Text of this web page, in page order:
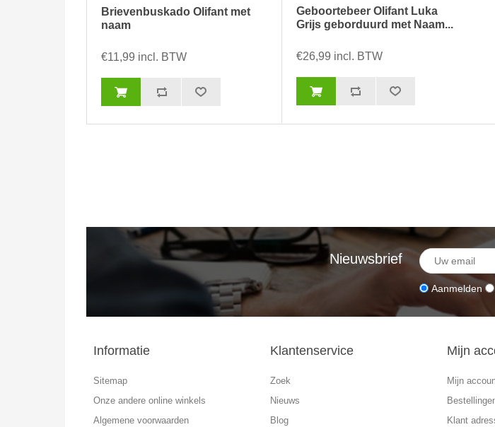
Brievenbuskado Olifant met
naam
€11,99 incl. BTW
Geboortebeer Olifant Luka
Grijs geborduurd met Naam...
€26,99 incl. BTW
Nieuwsbrief
Aanmelden
Informatie
Sitemap
Onze andere online winkels
Algemene voorwaarden
Klantenservice
Zoek
Nieuws
Blog
Mijn
Mijn
Klant